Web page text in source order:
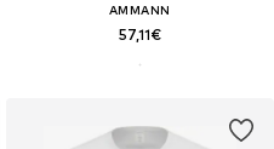
AMMANN
57,11€